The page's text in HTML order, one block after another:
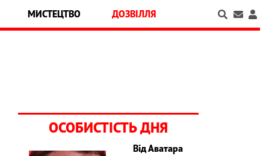
МИСТЕЦТВО ДОЗВІЛЛЯ
ОСОБИСТІСТЬ ДНЯ
Від Аватара